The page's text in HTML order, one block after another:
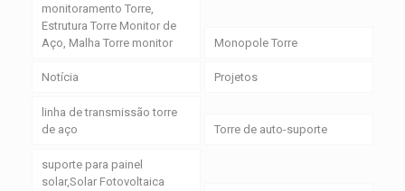
monitoramento Torre,
Estrutura Torre Monitor de
Aço, Malha Torre monitor
Monopole Torre
Notícia Projetos
linha de transmissão torre
de aço
Torre de auto-suporte
suporte para painel
solar,Solar Fotovoltaica